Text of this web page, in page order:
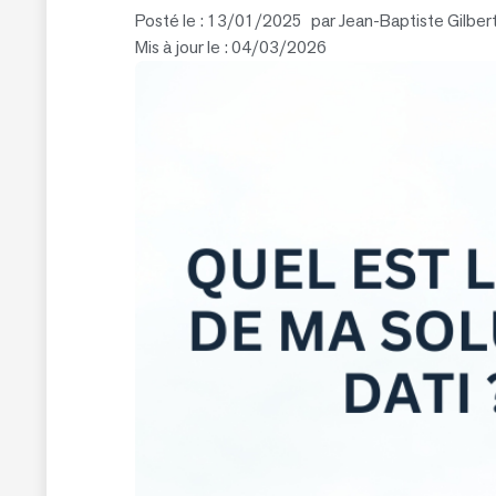
Posté le : 13/01/2025 parJean-Baptiste
Mis à jour le : 04/03/2026